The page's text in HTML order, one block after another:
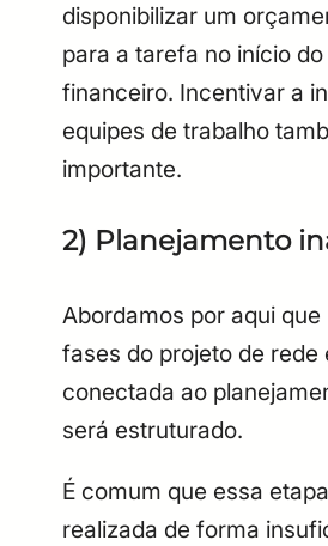
disponibilizar um
para a tarefa no início
financeiro. Incentivar a
equipes de trabalho
importante.
2) Planejamento
Abordamos por aqui que
fases do projeto de rede
conectada ao
será estruturado.
É comum que essa
realizada de forma